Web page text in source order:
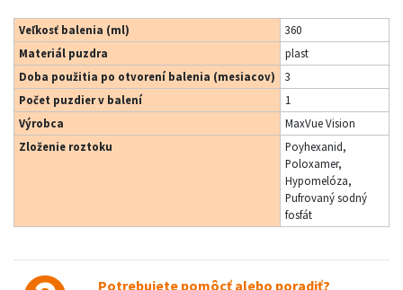
Veľkosť balenia (ml)
360
Materiál puzdra
plast
Doba použitia po otvorení balenia (mesiacov)
3
Počet puzdier v balení
1
Výrobca
MaxVue Vision
Zloženie roztoku
Poyhexanid,
Poloxamer,
Hypomelóza,
Pufrovaný sodný
fosfát
Potrebujete pomôcť alebo poradiť?